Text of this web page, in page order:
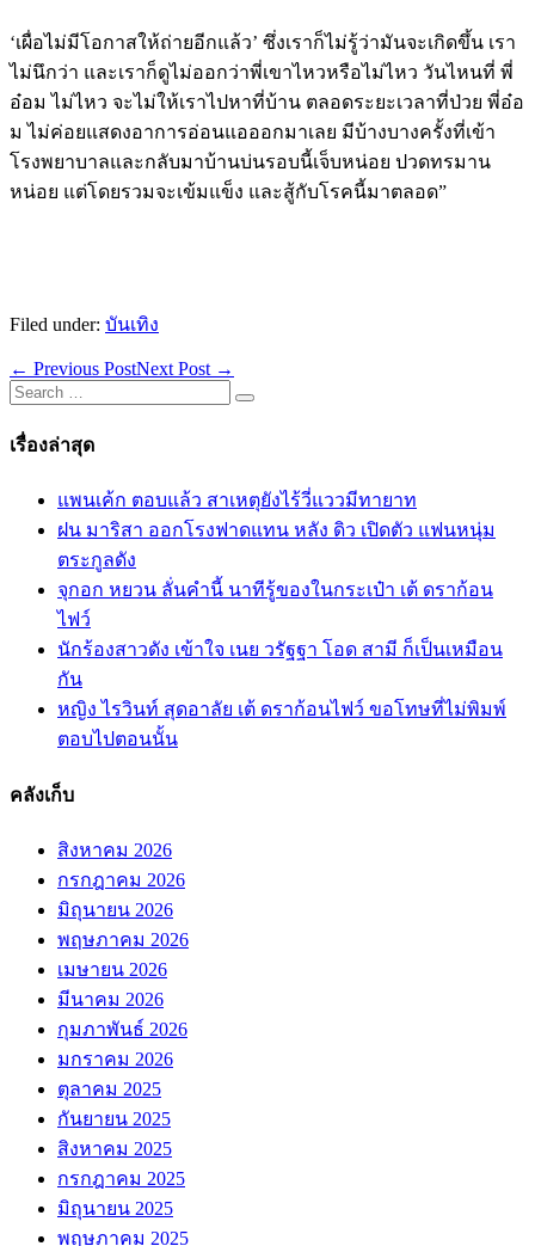
‘เผื่อไม่มีโอกาสให้ถ่ายอีกแล้ว’ ซึ่งเราก็ไม่รู้ว่ามันจะเกิดขึ้น เรา
ไม่นึกว่า และเราก็ดูไม่ออกว่าพี่เขาไหวหรือไม่ไหว วันไหนที่ พี่
อ๋อม ไม่ไหว จะไม่ให้เราไปหาที่บ้าน ตลอดระยะเวลาที่ป่วย พี่อ๋อ
ม ไม่ค่อยแสดงอาการอ่อนแอออกมาเลย มีบ้างบางครั้งที่เข้า
โรงพยาบาลและกลับมาบ้านบ่นรอบนี้เจ็บหน่อย ปวดทรมาน
หน่อย แต่โดยรวมจะเข้มแข็ง และสู้กับโรคนี้มาตลอด”
Filed under: บันเทิง
Post
Navigation
← Previous PostNext Post →
Search
for:
เรื่องล่าสุด
แพนเค้ก ตอบแล้ว สาเหตุยังไร้วี่แววมีทายาท
ฝน มาริสา ออกโรงฟาดแทน หลัง ดิว เปิดตัว แฟนหนุ่ม
ตระกูลดัง
จุกอก หยวน ลั่นคำนี้ นาทีรู้ของในกระเป๋า เต้ ดราก้อน
ไฟว์
นักร้องสาวดัง เข้าใจ เนย วรัฐฐา โอด สามี ก็เป็นเหมือน
กัน
หญิง ไรวินท์ สุดอาลัย เต้ ดราก้อนไฟว์ ขอโทษที่ไม่พิมพ์
ตอบไปตอนนั้น
คลังเก็บ
สิงหาคม 2026
กรกฎาคม 2026
มิถุนายน 2026
พฤษภาคม 2026
เมษายน 2026
มีนาคม 2026
กุมภาพันธ์ 2026
มกราคม 2026
ตุลาคม 2025
กันยายน 2025
สิงหาคม 2025
กรกฎาคม 2025
มิถุนายน 2025
พฤษภาคม 2025